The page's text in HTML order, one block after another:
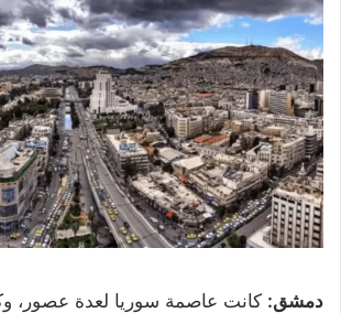
دمشق: كانت عاصمة سوريا لعدة عصور،